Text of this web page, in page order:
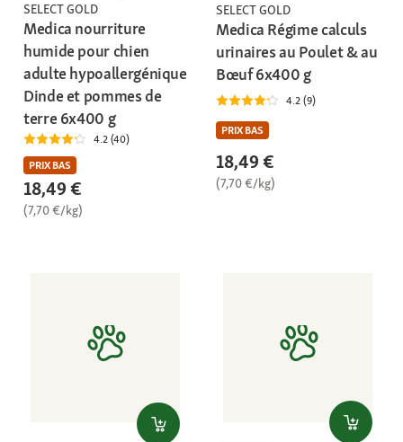
SELECT GOLD
Medica nourriture
humide pour chien
adulte hypoallergénique
Dinde et pommes de
terre 6x400 g
4.2 (40)
PRIX BAS
18,49 €
(7,70 €/kg)
SELECT GOLD
Medica Régime calculs
urinaires au Poulet & au
Bœuf 6x400 g
4.2 (9)
PRIX BAS
18,49 €
(7,70 €/kg)